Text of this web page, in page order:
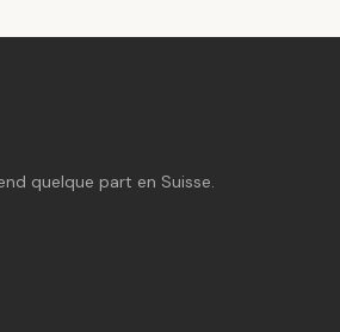
quelque part en Suisse.